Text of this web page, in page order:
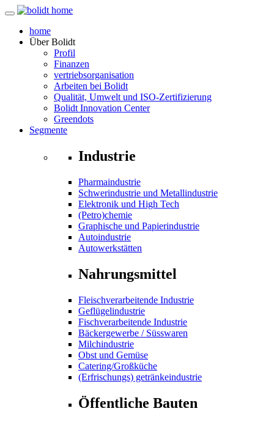
home
ÜberBolidt
Profil
Finanzen
vertriebsorganisation
Arbeiten bei Bolidt
Qualität, Umwelt und ISO-Zertifizierung
Bolidt Innovation Center
Greendots
Segmente
Industrie
Pharmaindustrie
Schwerindustrie und Metallindustrie
Elektronik und High Tech
(Petro)chemie
Graphische und Papierindustrie
Autoindustrie
Autowerkstätten
Nahrungsmittel
Fleischverarbeitende Industrie
Geflügelindustrie
Fischverarbeitende Industrie
Bäckergewerbe / Süsswaren
Milchindustrie
Obst und Gemüse
Catering/Großküche
(Erfrischungs) getränkeindustrie
Öffentliche Bauten